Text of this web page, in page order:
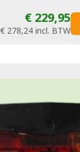
€ 229,95
€ 278,24 incl. BTW